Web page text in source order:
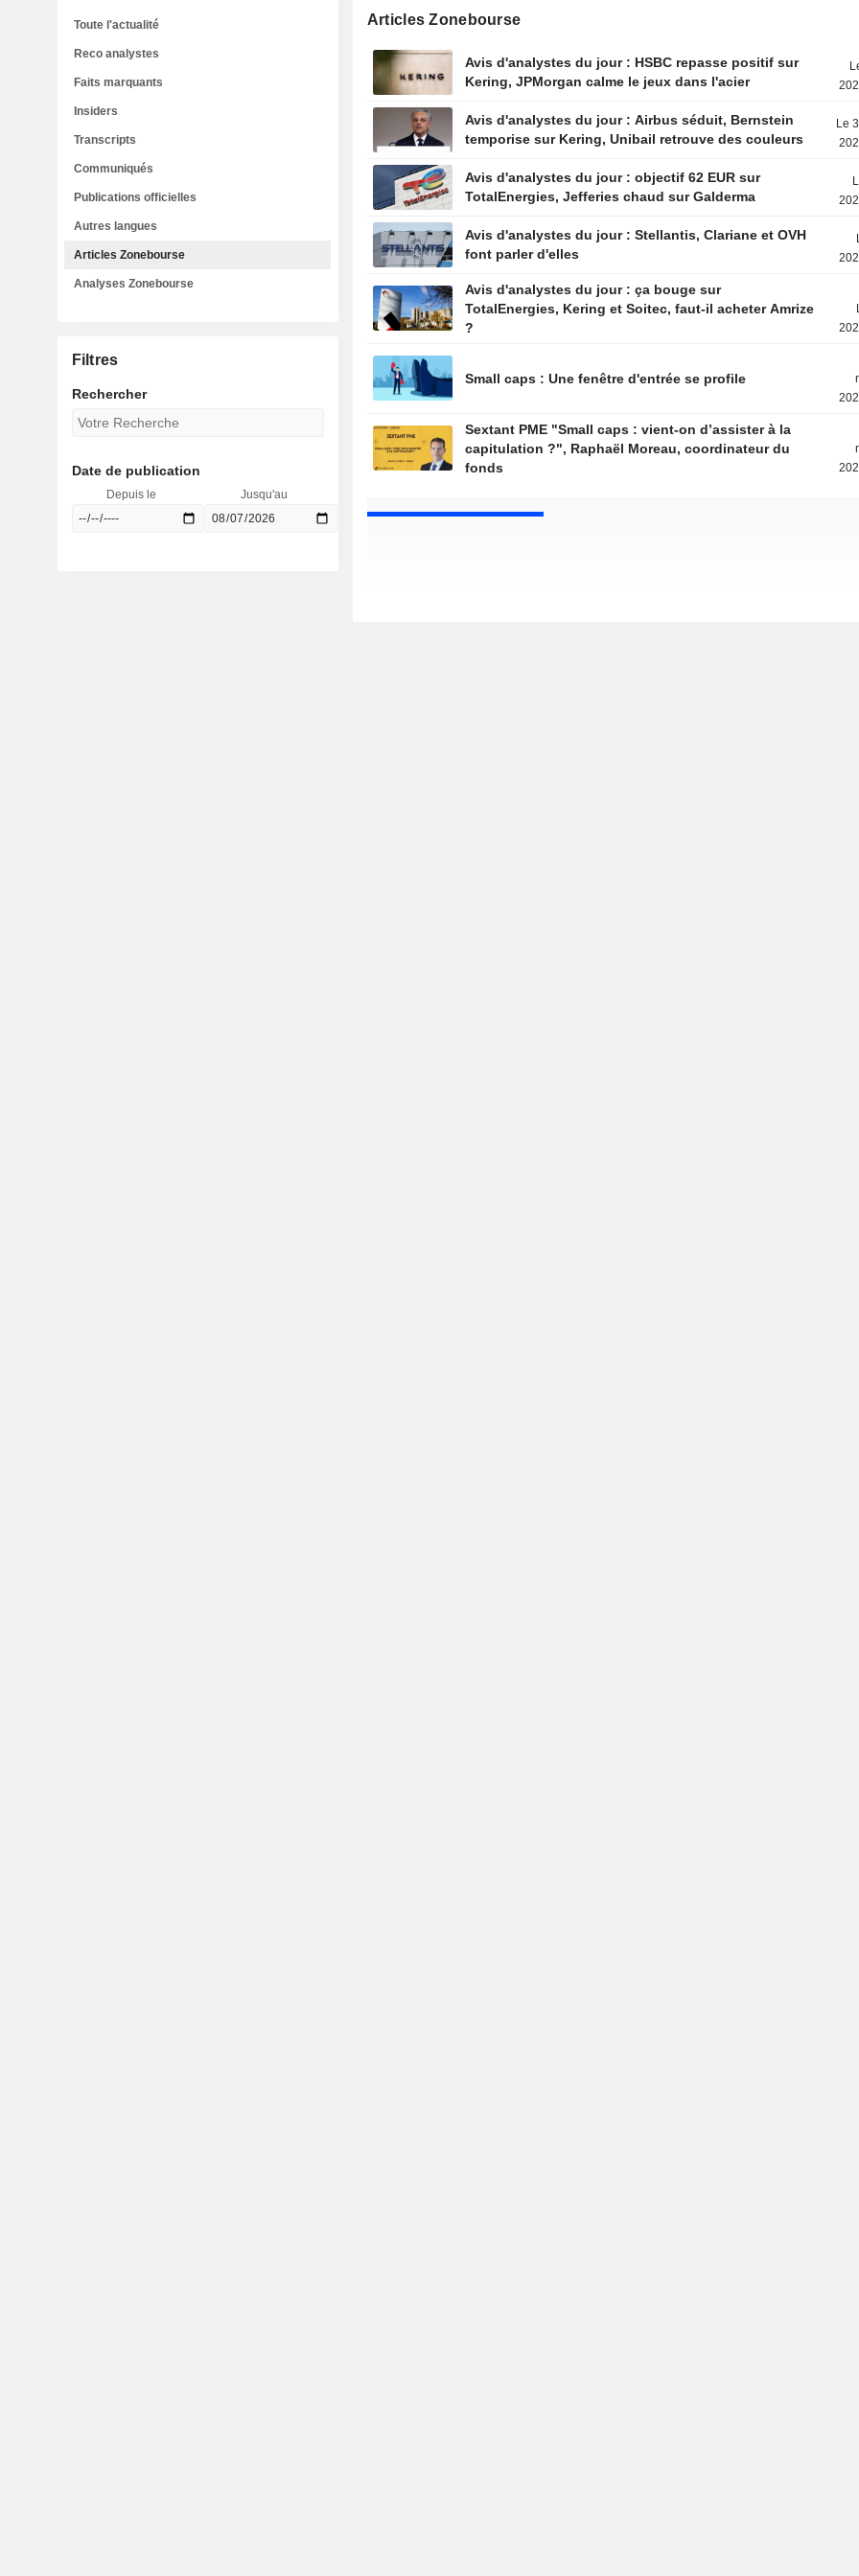
Articles Zonebourse
Avis d'analystes du jour : HSBC repasse positif sur
Kering, JPMorgan calme le jeux dans l'acier
Avis d'analystes du jour : Airbus séduit, Bernstein
temporise sur Kering, Unibail retrouve des couleurs
Le
Avis d'analystes du jour : objectif 62 EUR sur
TotalEnergies, Jefferies chaud sur Galderma
Avis d'analystes du jour : Stellantis, Clariane et OVH
font parler d'elles
Avis d'analystes du jour : ça bouge sur
TotalEnergies, Kering et Soitec, faut-il acheter Amrize
?
Small caps : Une fenêtre d'entrée se profile
Sextant PME "Small caps : vient-on d’assister à la
capitulation ?", Raphaël Moreau, coordinateur du
fonds
Toute l'actualité
Reco analystes
Faits marquants
Insiders
Transcripts
Communiqués
Publications officielles
Autres langues
Articles Zonebourse
Analyses Zonebourse
Filtres
Rechercher
Date de publication
Depuis le Jusqu'au